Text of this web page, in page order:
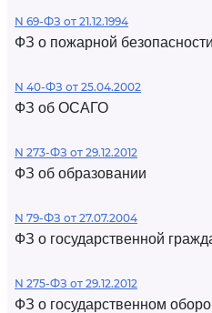
N 69-ФЗ от 21.12.1994
ФЗ о пожарной безопасности
N 40-ФЗ от 25.04.2002
ФЗ об ОСАГО
N 273-ФЗ от 29.12.2012
ФЗ об образовании
N 79-ФЗ от 27.07.2004
ФЗ о государственной
N 275-ФЗ от 29.12.2012
ФЗ о государственном